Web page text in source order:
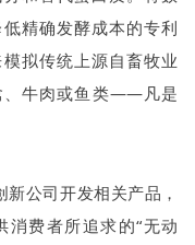
精确发酵成本的专利
拟传统上源自畜牧业
牛肉或鱼类—— 凡是
公司开发相关产品，
消费者所追求的“无动